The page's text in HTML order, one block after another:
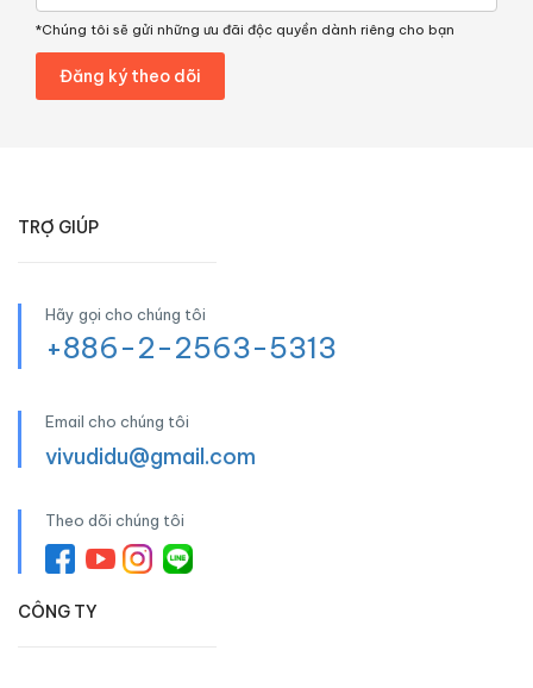
*Chúng tôi sẽ gửi những ưu đãi độc quyền dành riêng cho bạn
TRỢ GIÚP
Hãy gọi cho chúng tôi
+886-2-2563-5313
Email cho chúng tôi
vivudidu@gmail.com
Theo dõi chúng tôi
CÔNG TY